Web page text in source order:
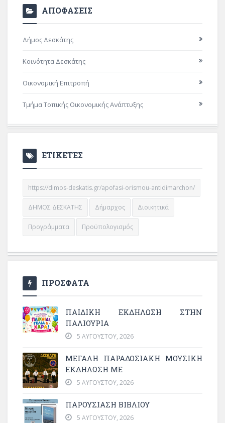
ΑΠΟΦΑΣΕΙΣ
Δήμος Δεσκάτης
Κοινότητα Δεσκάτης
Οικονομική Επιτροπή
Τμήμα Τοπικής Οικονομικής Ανάπτυξης
ΕΤΙΚΕΤΕΣ
https://dimos-deskatis.gr/apofasi-orismou-antidimarchon/
ΔΗΜΟΣ ΔΕΣΚΑΤΗΣ Δήμαρχος Διοικητικά
Προγράμματα Προϋπολογισμός
ΠΡΟΣΦΑΤΑ
ΠΑΙΔΙΚΗ ΕΚΔΗΛΩΣΗ ΣΤΗΝ
ΠΑΛΙΟΥΡΙΑ
5 ΑΥΓΟΎΣΤΟΥ, 2026
ΜΕΓΆΛΗ ΠΑΡΑΔΟΣΙΑΚΉ ΜΟΥΣΙΚΉ
ΕΚΔΉΛΩΣΗ ΜΕ
5 ΑΥΓΟΎΣΤΟΥ, 2026
ΠΑΡΟΥΣΙΑΣΗ ΒΙΒΛΙΟΥ
5 ΑΥΓΟΎΣΤΟΥ, 2026